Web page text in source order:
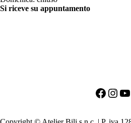
Si riceve su appuntamento